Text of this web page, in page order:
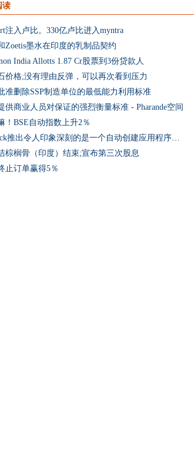
读
注入卢比。330亿卢比进入myntra
Zoetis墨水在印度的乳制品契约
India Allotts 1.87 Cr股票到3份贷款人
价格;没有理由反弹，可以再次看到压力
准删除SSP制造单位的最低能力利用标准
供商业人员对保证的强烈衡量标准 - Pharande空间
！BSE自动指数上升2％
Bigrock推出令人印象深刻的是一个自动创建应用程序类似的网站的强大工具
棕榈骨（印度）结束;宣布第三次股息
止订单赢得5％